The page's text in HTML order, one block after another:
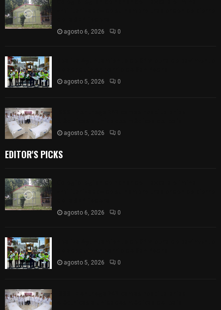
agosto 6, 2026 0
agosto 5, 2026 0
agosto 5, 2026 0
EDITOR'S PICKS
agosto 6, 2026 0
agosto 5, 2026 0